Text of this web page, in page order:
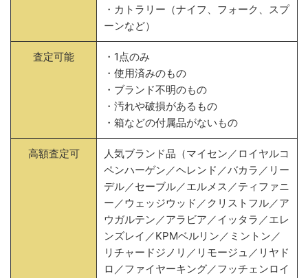
・カトラリー（ナイフ、フォーク、スプ
ーンなど）
査定可能
・1点のみ
・使用済みのもの
・ブランド不明のもの
・汚れや破損があるもの
・箱などの付属品がないもの
高額査定可
人気ブランド品（マイセン／ロイヤルコ
ペンハーゲン／ヘレンド／バカラ／リー
デル／セーブル／エルメス／ティファニ
ー／ウェッジウッド／クリストフル／ア
ウガルテン／アラビア／イッタラ／エレ
ンズレイ／KPMベルリン／ミントン／
リチャードジノリ／リモージュ／リヤド
ロ／ファイヤーキング／フッチェンロイ